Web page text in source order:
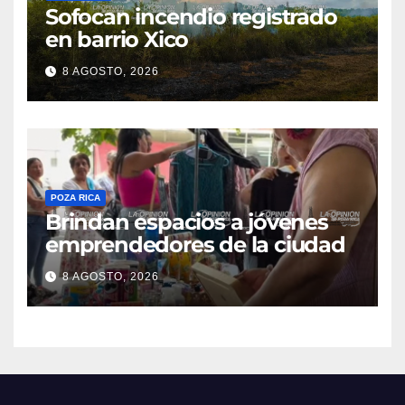
Sofocan incendio registrado
en barrio Xico
8 AGOSTO, 2026
POZA RICA
Brindan espacios a jóvenes
emprendedores de la ciudad
8 AGOSTO, 2026